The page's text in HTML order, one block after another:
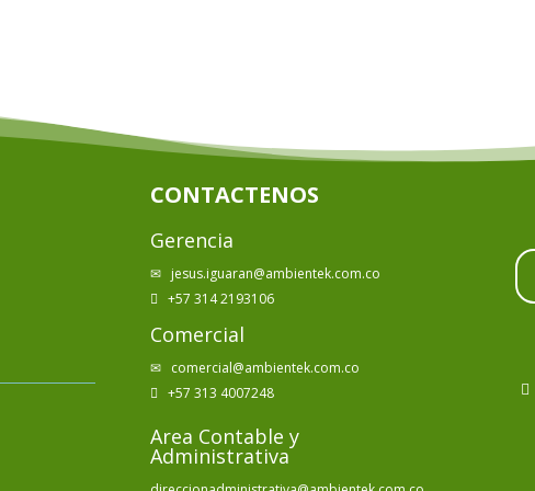
CONTACTENOS
Gerencia
✉ jesus.iguaran@ambientek.com.co
 +57 314 2193106
Comercial
✉ comercial@ambientek.com.co
 +57 313 4007248
Area Contable y
Administrativa
